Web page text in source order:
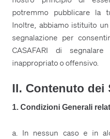
potremmo pubblicare la
Inoltre, abbiamo istituito
segnalazione per
CASAFARI di
inappropriato o offensivo.
II. Contenuto dei
1. Condizioni Generali
a. In nessun caso e in